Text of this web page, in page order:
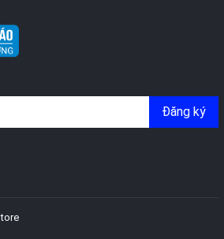
Đăng ký